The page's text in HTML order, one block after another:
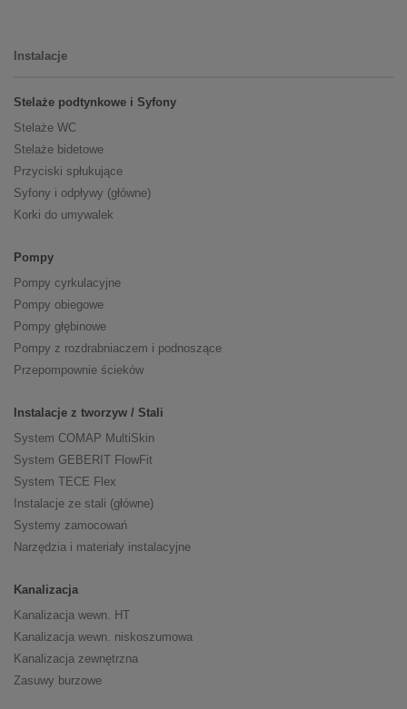
Instalacje
Stelaże podtynkowe i Syfony
Stelaże WC
Stelaże bidetowe
Przyciski spłukujące
Syfony i odpływy (główne)
Korki do umywalek
Pompy
Pompy cyrkulacyjne
Pompy obiegowe
Pompy głębinowe
Pompy z rozdrabniaczem i podnoszące
Przepompownie ścieków
Instalacje z tworzyw / Stali
System COMAP MultiSkin
System GEBERIT FlowFit
System TECE Flex
Instalacje ze stali (główne)
Systemy zamocowań
Narzędzia i materiały instalacyjne
Kanalizacja
Kanalizacja wewn. HT
Kanalizacja wewn. niskoszumowa
Kanalizacja zewnętrzna
Zasuwy burzowe